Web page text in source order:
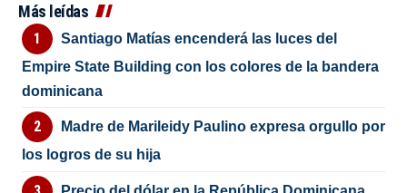
Más leídas
Santiago Matías encenderá las luces del
Empire State Building con los colores de la bandera
dominicana
Madre de Marileidy Paulino expresa orgullo por
los logros de su hija